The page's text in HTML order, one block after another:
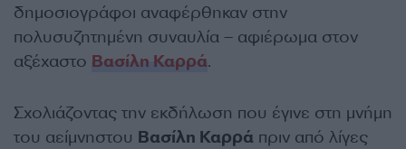
δημοσιογράφοι αναφέρθηκαν στην
πολυσυζητημένη συναυλία – αφιέρωμα στον
αξέχαστο Βασίλη Καρρά.
Σχολιάζοντας την εκδήλωση που έγινε στη μνήμη
του αείμνηστου Βασίλη Καρρά πριν από λίγες